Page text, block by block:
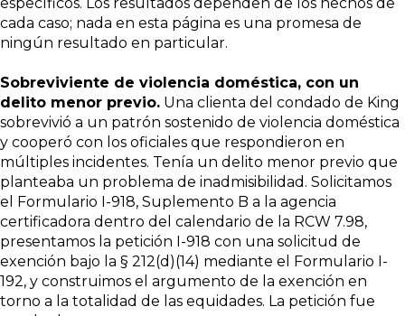
cada caso; nada en esta página es una promesa de
ningún resultado en particular.
Sobreviviente de violencia doméstica, con un
delito menor previo. Una clienta del condado de King
sobrevivió a un patrón sostenido de violencia doméstica
y cooperó con los oficiales que respondieron en
múltiples incidentes. Tenía un delito menor previo que
planteaba un problema de inadmisibilidad. Solicitamos
el Formulario I-918, Suplemento B a la agencia
certificadora dentro del calendario de la RCW 7.98,
presentamos la petición I-918 con una solicitud de
exención bajo la § 212(d)(14) mediante el Formulario I-
192, y construimos el argumento de la exención en
torno a la totalidad de las equidades. La petición fue